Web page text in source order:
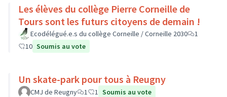
Les élèves du collège Pierre Corneille de
Tours sont les futurs citoyens de demain !
Ecodélégué.e.s du collège Corneille / Corneille 2030
1
10 Soumis au vote
Un skate-park pour tous à Reugny
CMJ de Reugny 1 1 Soumis au vote